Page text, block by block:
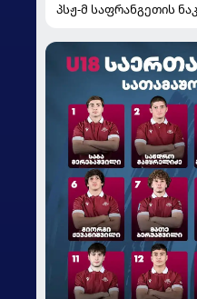
პსჟ-მ საფრანგეთის